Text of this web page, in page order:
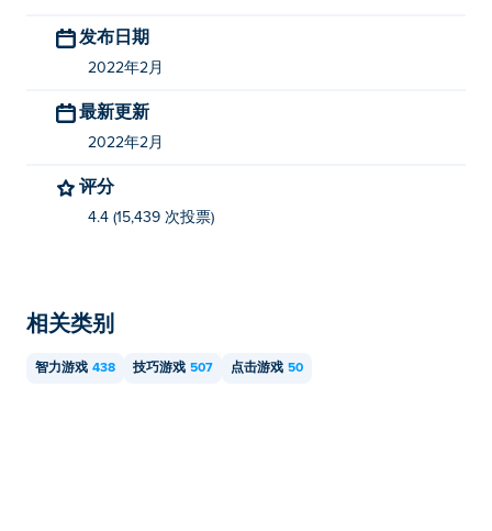
发布日期
2022年2月
最新更新
2022年2月
评分
4.4 (15,439 次投票)
相关类别
智力游戏 438 技巧游戏 507 点击游戏 50